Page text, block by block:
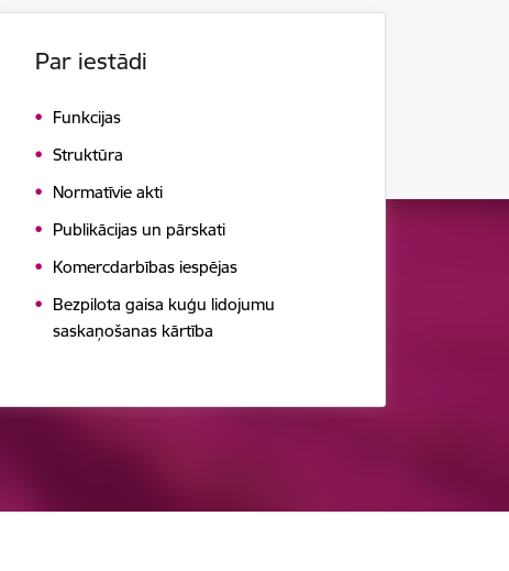
Par iestādi
Funkcijas
Struktūra
Normatīvie akti
Publikācijas un pārskati
Komercdarbības iespējas
Bezpilota gaisa kuģu lidojumu
saskaņošanas kārtība